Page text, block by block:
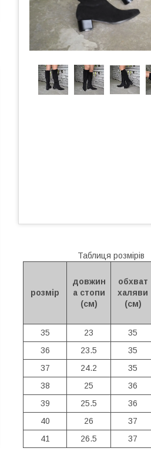
Таблиця розмірів
розмір
довжин
а стопи
(см)
обхват
халяви
(см)
35
23 35
36
23.5 35
37
24.2 35
38
25 36
39
25.5 36
40
26 37
41
26.5 37